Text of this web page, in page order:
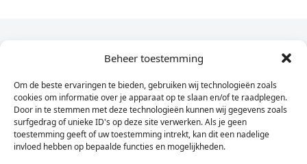
Beheer toestemming
Om de beste ervaringen te bieden, gebruiken wij technologieën zoals
cookies om informatie over je apparaat op te slaan en/of te raadplegen.
Door in te stemmen met deze technologieën kunnen wij gegevens zoals
surfgedrag of unieke ID's op deze site verwerken. Als je geen
toestemming geeft of uw toestemming intrekt, kan dit een nadelige
invloed hebben op bepaalde functies en mogelijkheden.
Dagelijks het laatste nieuws in je e-mail?
Vul
hier
je
e-
mailadres
Sign Up